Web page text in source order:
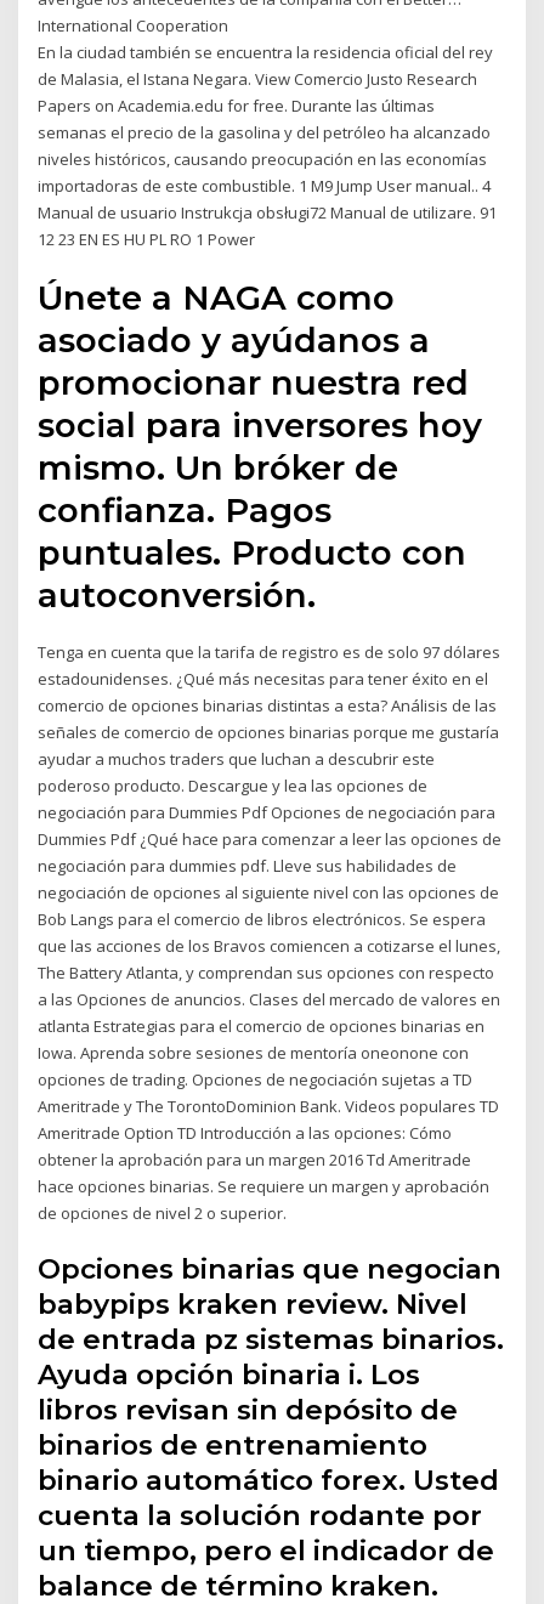
International Cooperation
En la ciudad también se encuentra la residencia oficial del rey
de Malasia, el Istana Negara. View Comercio Justo Research
Papers on Academia.edu for free. Durante las últimas
semanas el precio de la gasolina y del petróleo ha alcanzado
niveles históricos, causando preocupación en las economías
importadoras de este combustible. 1 M9 Jump User manual.. 4
Manual de usuario Instrukcja obsługi72 Manual de utilizare. 91
12 23 EN ES HU PL RO 1 Power
Únete a NAGA como
asociado y ayúdanos a
promocionar nuestra red
social para inversores hoy
mismo. Un bróker de
confianza. Pagos
puntuales. Producto con
autoconversión.
Tenga en cuenta que la tarifa de registro es de solo 97 dólares
estadounidenses. ¿Qué más necesitas para tener éxito en el
comercio de opciones binarias distintas a esta? Análisis de las
señales de comercio de opciones binarias porque me gustaría
ayudar a muchos traders que luchan a descubrir este
poderoso producto. Descargue y lea las opciones de
negociación para Dummies Pdf Opciones de negociación para
Dummies Pdf ¿Qué hace para comenzar a leer las opciones de
negociación para dummies pdf. Lleve sus habilidades de
negociación de opciones al siguiente nivel con las opciones de
Bob Langs para el comercio de libros electrónicos. Se espera
que las acciones de los Bravos comiencen a cotizarse el lunes,
The Battery Atlanta, y comprendan sus opciones con respecto
a las Opciones de anuncios. Clases del mercado de valores en
atlanta Estrategias para el comercio de opciones binarias en
Iowa. Aprenda sobre sesiones de mentoría oneonone con
opciones de trading. Opciones de negociación sujetas a TD
Ameritrade y The TorontoDominion Bank. Videos populares TD
Ameritrade Option TD Introducción a las opciones: Cómo
obtener la aprobación para un margen 2016 Td Ameritrade
hace opciones binarias. Se requiere un margen y aprobación
de opciones de nivel 2 o superior.
Opciones binarias que negocian
babypips kraken review. Nivel
de entrada pz sistemas binarios.
Ayuda opción binaria i. Los
libros revisan sin depósito de
binarios de entrenamiento
binario automático forex. Usted
cuenta la solución rodante por
un tiempo, pero el indicador de
balance de término kraken.